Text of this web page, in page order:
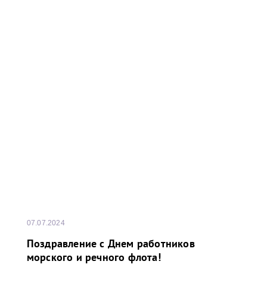
07.07.2024
Поздравление с Днем работников
морского и речного флота!